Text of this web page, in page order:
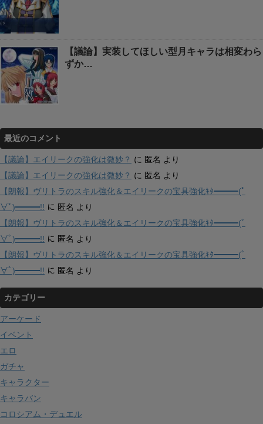
【議論】実装してほしい型月キャラは相変わら
ずか…
最近のコメント
【議論】エイリークの強化は微妙？ に 匿名 より
【議論】エイリークの強化は微妙？ に 匿名 より
【朗報】ヴリトラのスキル強化＆エイリークの宝具強化ｷﾀ━━━(ﾟ
∀ﾟ)━━━!! に 匿名 より
【朗報】ヴリトラのスキル強化＆エイリークの宝具強化ｷﾀ━━━(ﾟ
∀ﾟ)━━━!! に 匿名 より
【朗報】ヴリトラのスキル強化＆エイリークの宝具強化ｷﾀ━━━(ﾟ
∀ﾟ)━━━!! に 匿名 より
カテゴリー
アーケード
イベント
エロ
ガチャ
キャラクター
キャラバン
コロシアム・デュエル